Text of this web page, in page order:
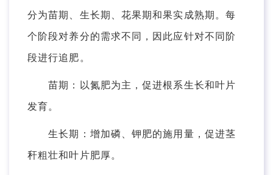
分为苗期、生长期、花果期和果实成熟期。每
个阶段对养分的需求不同，因此应针对不同阶
段进行追肥。
苗期：以氮肥为主，促进根系生长和叶片
发育。
生长期：增加磷、钾肥的施用量，促进茎
秆粗壮和叶片肥厚。